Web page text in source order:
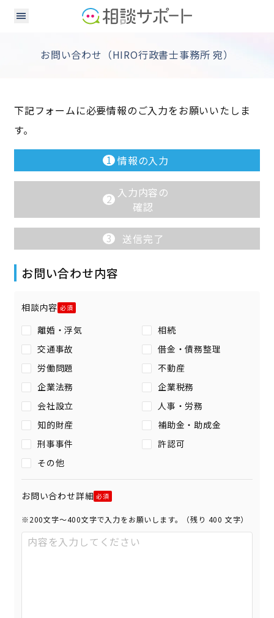
お問い合わせ（HIRO行政書士事務所 宛）
下記フォームに必要情報のご入力をお願いいたしま
す。
1 情報の入力
2 入力内容の
確認
3 送信完了
お問い合わせ内容
相談内容
離婚・浮気
相続
交通事故
借金・債務整理
労働問題
不動産
企業法務
企業税務
会社設立
人事・労務
知的財産
補助金・助成金
刑事事件
許認可
その他
お問い合わせ詳細
※200文字〜400文字で入力をお願いします。（残り 400 文字）